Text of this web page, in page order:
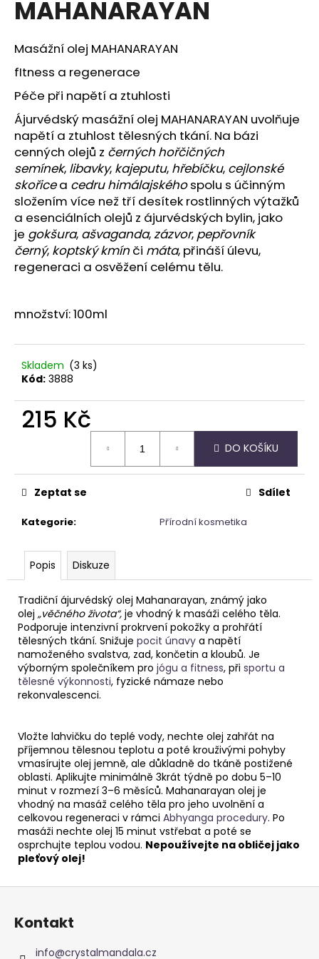
MAHANARAYAN
Masážní olej MAHANARAYAN
fItness a regenerace
Péče při napětí a ztuhlosti
Ájurvédský masážní olej MAHANARAYAN uvolňuje
napětí a ztuhlost tělesných tkání. Na bázi
cenných olejů z černých hořčičných
semínek, libavky, kajeputu, hřebíčku, cejlonské
skořice a cedru himálajského spolu s účinným
složením více než tří desítek rostlinných výtažků
a esenciálních olejů z ájurvédských bylin, jako
je gokšura, ašvaganda,zázvor, pepřovník
černý, koptský kmín či máta, přináší úlevu,
regeneraci a osvěžení celému tělu.
množství: 100ml
Skladem (3 ks)
Kód: 3888
215 Kč
DO KOŠÍKU
Kategorie: Přírodní kosmetika
Zeptat se Sdílet
Popis Diskuze
Tradiční ájurvédský olej Mahanarayan, známý jako
olej „věčného života“, je vhodný k masáži celého těla.
Podporuje intenzivní prokrvení pokožky a prohřátí
tělesných tkání. Snižuje pocit únavy a napětí
namoženého svalstva, zad, končetin a kloubů. Je
výborným společníkem pro jógu a fitness, při sportu a
tělesné výkonnosti, fyzické námaze nebo
rekonvalescenci.
Vložte lahvičku do teplé vody, nechte olej zahřát na
příjemnou tělesnou teplotu a poté krouživými pohyby
vmasírujte olej jemně, ale důkladně do tkáně postižené
oblasti. Aplikujte minimálně 3krát týdně po dobu 5–10
minut v rozmezí 3–6 měsíců. Mahanarayan olej je
vhodný na masáž celého těla pro jeho uvolnění a
celkovou regeneraci v rámci Abhyanga procedury. Po
masáži nechte olej 15 minut vstřebat a poté se
osprchujte teplou vodou. Nepoužívejte na obličej jako
pleťový olej!
a
í
t
?
HLEDAT
D
o
p
o
č
e
m
e
295
Kč
Z
Kontakt
info@crystalmandala.cz